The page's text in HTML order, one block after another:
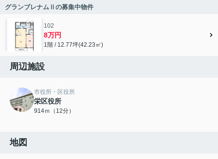
グランブレナムⅡの募集中物件
102
8万円
1階 / 12.77坪(42.23㎡)
周辺施設
市役所・区役所
栄区役所
914ｍ（12分）
地図